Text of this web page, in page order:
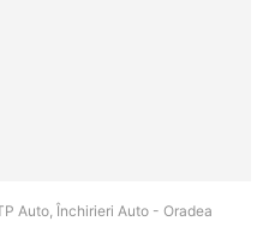
Auto, Închirieri Auto - Oradea